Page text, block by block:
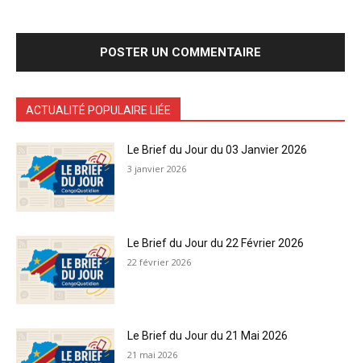
ACTUALITÉ POPULAIRE LIÉE
Le Brief du Jour du 03 Janvier 2026
3 janvier 2026
Le Brief du Jour du 22 Février 2026
22 février 2026
Le Brief du Jour du 21 Mai 2026
21 mai 2026